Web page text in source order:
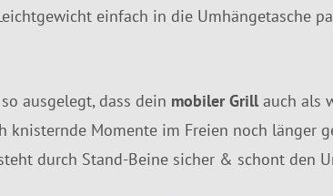
einfach in die Umhängetasche
ausgelegt, dass dein mobiler Grillauch als
knisternde Momente im Freien noch länger
durch Stand-Beine sicher & schont den